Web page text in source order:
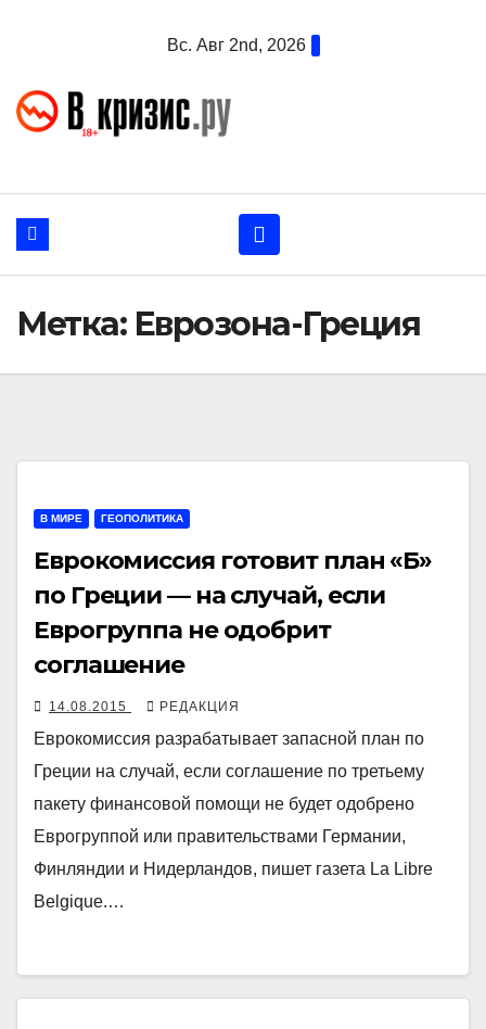
Вс. Авг 2nd, 2026
Метка: Еврозона-Греция
В МИРЕ ГЕОПОЛИТИКА
Еврокомиссия готовит план «Б»
по Греции — на случай, если
Еврогруппа не одобрит
соглашение
14.08.2015 РЕДАКЦИЯ
Еврокомиссия разрабатывает запасной план по
Греции на случай, если соглашение по третьему
пакету финансовой помощи не будет одобрено
Еврогруппой или правительствами Германии,
Финляндии и Нидерландов, пишет газета La Libre
Belgique.…